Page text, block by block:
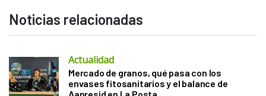
Noticias relacionadas
Actualidad
Mercado de granos, qué pasa con los
envases fitosanitarios y el balance de